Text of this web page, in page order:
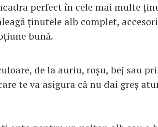
perfect în cele mai multe
ținutele alb complet,
bună.
de la auriu, roșu, bej sau
te va asigura că nu dai greș